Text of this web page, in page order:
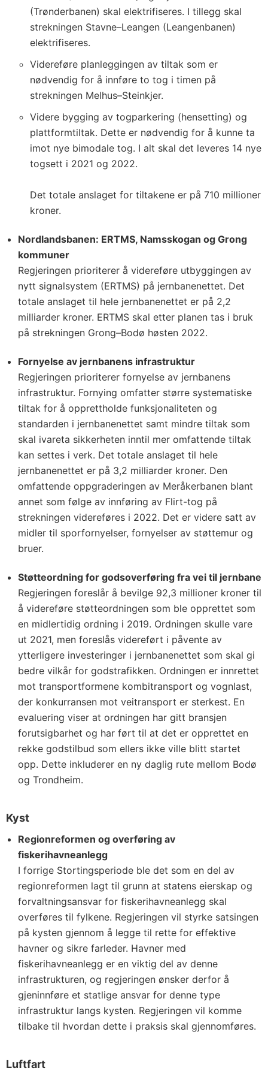
(Trønderbanen) skal elektrifiseres. I tillegg skal
strekningen Stavne–Leangen (Leangenbanen)
elektrifiseres.
Videreføre planleggingen av tiltak som er
nødvendig for å innføre to tog i timen på
strekningen Melhus–Steinkjer.
Videre bygging av togparkering (hensetting) og
plattformtiltak. Dette er nødvendig for å kunne ta
imot nye bimodale tog. I alt skal det leveres 14 nye
togsett i 2021 og 2022.
Det totale anslaget for tiltakene er på 710 millioner
kroner.
Nordlandsbanen: ERTMS, Namsskogan og Grong
kommuner
Regjeringen prioriterer å videreføre utbyggingen av
nytt signalsystem (ERTMS) på jernbanenettet. Det
totale anslaget til hele jernbanenettet er på 2,2
milliarder kroner. ERTMS skal etter planen tas i bruk
på strekningen Grong–Bodø høsten 2022.
Fornyelse av jernbanens infrastruktur
Regjeringen prioriterer fornyelse av jernbanens
infrastruktur. Fornying omfatter større systematiske
tiltak for å opprettholde funksjonaliteten og
standarden i jernbanenettet samt mindre tiltak som
skal ivareta sikkerheten inntil mer omfattende tiltak
kan settes i verk. Det totale anslaget til hele
jernbanenettet er på 3,2 milliarder kroner. Den
omfattende oppgraderingen av Meråkerbanen blant
annet som følge av innføring av Flirt-tog på
strekningen videreføres i 2022. Det er videre satt av
midler til sporfornyelser, fornyelser av støttemur og
bruer.
Støtteordning for godsoverføring fra vei til jernbane
Regjeringen foreslår å bevilge 92,3 millioner kroner til
å videreføre støtteordningen som ble opprettet som
en midlertidig ordning i 2019. Ordningen skulle vare
ut 2021, men foreslås videreført i påvente av
ytterligere investeringer i jernbanenettet som skal gi
bedre vilkår for godstrafikken. Ordningen er innrettet
mot transportformene kombitransport og vognlast,
der konkurransen mot veitransport er sterkest. En
evaluering viser at ordningen har gitt bransjen
forutsigbarhet og har ført til at det er opprettet en
rekke godstilbud som ellers ikke ville blitt startet
opp. Dette inkluderer en ny daglig rute mellom Bodø
og Trondheim.
Kyst
Regionreformen og overføring av
fiskerihavneanlegg
I forrige Stortingsperiode ble det som en del av
regionreformen lagt til grunn at statens eierskap og
forvaltningsansvar for fiskerihavneanlegg skal
overføres til fylkene. Regjeringen vil styrke satsingen
på kysten gjennom å legge til rette for effektive
havner og sikre farleder. Havner med
fiskerihavneanlegg er en viktig del av denne
infrastrukturen, og regjeringen ønsker derfor å
gjeninnføre et statlige ansvar for denne type
infrastruktur langs kysten. Regjeringen vil komme
tilbake til hvordan dette i praksis skal gjennomføres.
Luftfart